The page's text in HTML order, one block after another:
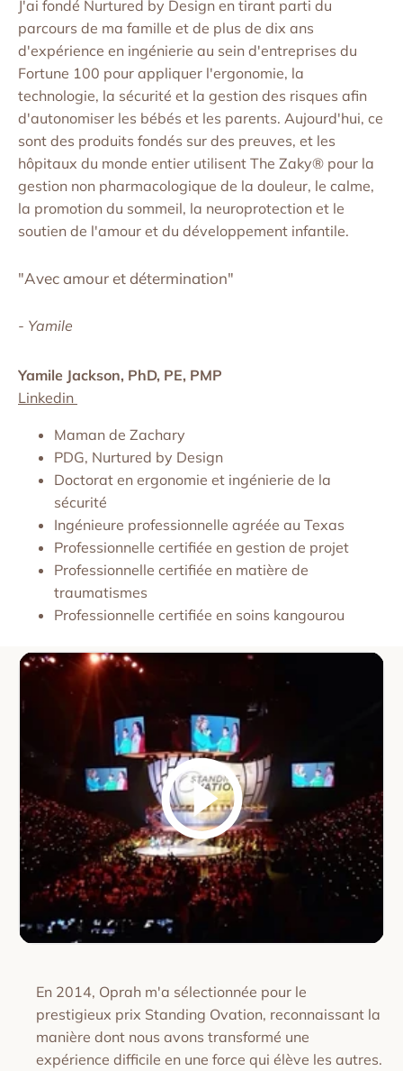
J'ai fondé Nurtured by Design en tirant parti du
parcours de ma famille et de plus de dix ans
d'expérience en ingénierie au sein d'entreprises du
Fortune 100 pour appliquer l'ergonomie, la
technologie, la sécurité et la gestion des risques afin
d'autonomiser les bébés et les parents. Aujourd'hui, ce
sont des produits fondés sur des preuves, et les
hôpitaux du monde entier utilisent The Zaky® pour la
gestion non pharmacologique de la douleur, le calme,
la promotion du sommeil, la neuroprotection et le
soutien de l'amour et du développement infantile.
"Avec amour et détermination"
- Yamile
Yamile Jackson, PhD, PE, PMP
Linkedin
Maman de Zachary
PDG, Nurtured by Design
Doctorat en ergonomie et ingénierie de la
sécurité
Ingénieure professionnelle agréée au Texas
Professionnelle certifiée en gestion de projet
Professionnelle certifiée en matière de
traumatismes
Professionnelle certifiée en soins kangourou
En 2014, Oprah m'a sélectionnée pour le
prestigieux prix Standing Ovation, reconnaissant la
manière dont nous avons transformé une
expérience difficile en une force qui élève les autres.